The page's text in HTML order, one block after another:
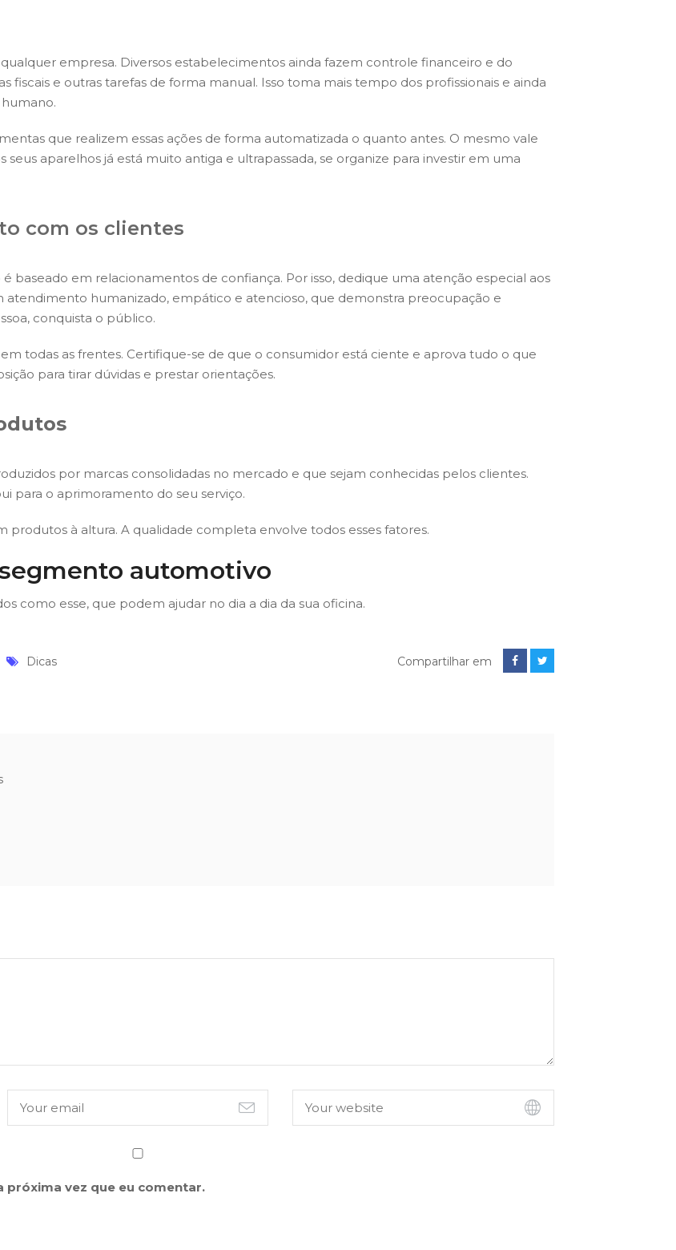
empresa. Diversos estabelecimentos ainda fazem controle financeiro e do
fiscais e outras tarefas de forma manual. Isso toma mais tempo dos profissionais e ainda
que realizem essas ações de forma automatizada o quanto antes. O mesmo vale
seus aparelhos já está muito antiga e ultrapassada, se organize para investir em uma
com os clientes
baseado em relacionamentos de confiança. Por isso, dedique uma atenção especial aos
humanizado, empático e atencioso, que demonstra preocupação e
conquista o público.
todas as frentes. Certifique-se de que o consumidor está ciente e aprova tudo o que
para tirar dúvidas e prestar orientações.
por marcas consolidadas no mercado e que sejam conhecidas pelos clientes.
para o aprimoramento do seu serviço.
produtos à altura. A qualidade completa envolve todos esses fatores.
automotivo
como esse, que podem ajudar no dia a dia da sua oficina.
Dicas Compartilhar em
próxima vez que eu comentar.